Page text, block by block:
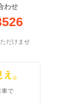
わせ
だけませ
車で